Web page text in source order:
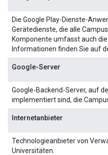
Die Google Play-Dienste-
Gerätedienste, die alle
Komponente umfasst auch
Informationen finden Sie auf
Google-Server
Google-Backend-Server, auf
implementiert sind, die
Internetanbieter
Technologieanbieter von
Universitäten.